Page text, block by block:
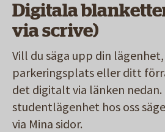
Digitala
via scrive)
Vill du säga upp din
parkeringsplats eller ditt
det digitalt via länken nedan.
studentlägenhet hos oss
via Mina sidor.